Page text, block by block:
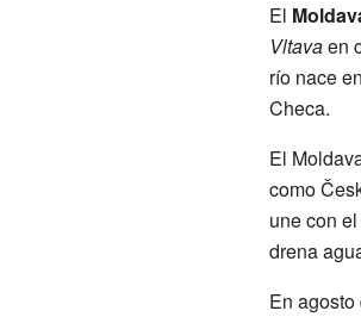
El
Vltavaen
río nace
Checa.
El
como
une con el
drena
En